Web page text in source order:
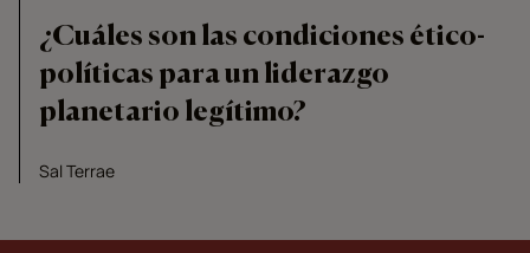
¿Cuáles son las condiciones ético-
políticas para un liderazgo
planetario legítimo?
Sal Terrae